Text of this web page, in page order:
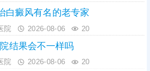
白癜风有名的老专家
院 2026-08-06 20
结果会不一样吗
院 2026-08-06 20